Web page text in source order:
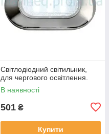
Світлодіодний світильник,
для чергового освітлення.
В наявності
501 ₴
Купити